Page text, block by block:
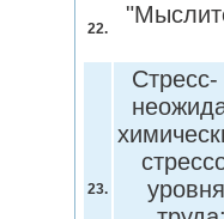
22.
23.